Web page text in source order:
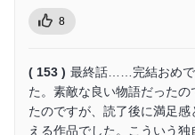
8
( 153 ) 最終話……完結おめで
た。素敵な良い物語だった
たのですが、読了後に満足
える作品でした。こういう